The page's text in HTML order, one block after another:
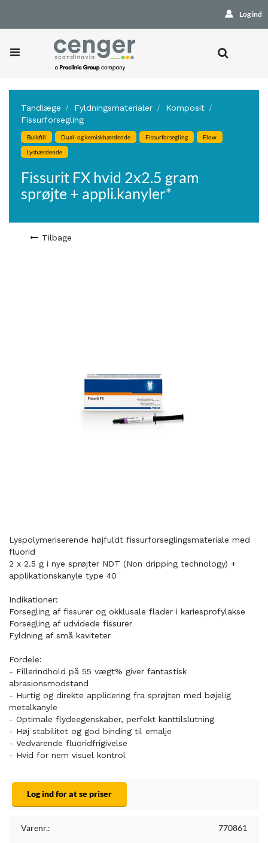
Log ind
Tandlæge Fyldningsmaterialer
Komposit
Fissurforsegling
Bulkfill Dual- og kemiskhærdende Fissurforsegling Flow
Lyshærdende
Fissurit FX hvid 2x2.5 gram
sprøjte + appli.kanyler*
Tilbage
Lyspolymeriserende højfuldt fissurforseglingsmateriale med
fluorid
2 x 2.5 g i nye sprøjter NDT (Non dripping technology) +
applikationskanyle type 40
Indikationer:
Forsegling af fissurer og okklusale flader i kariesprofylakse
Forsegling af udvidede fissurer
Fyldning af små kaviteter
Fordele:
- Fillerindhold på 55 vægt% giver fantastisk
abrasionsmodstand
- Hurtig og direkte applicering fra sprøjten med bøjelig
metalkanyle
- Optimale flydeegenskaber, perfekt kanttilslutning
- Høj stabilitet og god binding til emalje
- Vedvarende fluoridfrigivelse
- Hvid for nem visuel kontrol
Log ind for at se priser
Varenr.: 770861